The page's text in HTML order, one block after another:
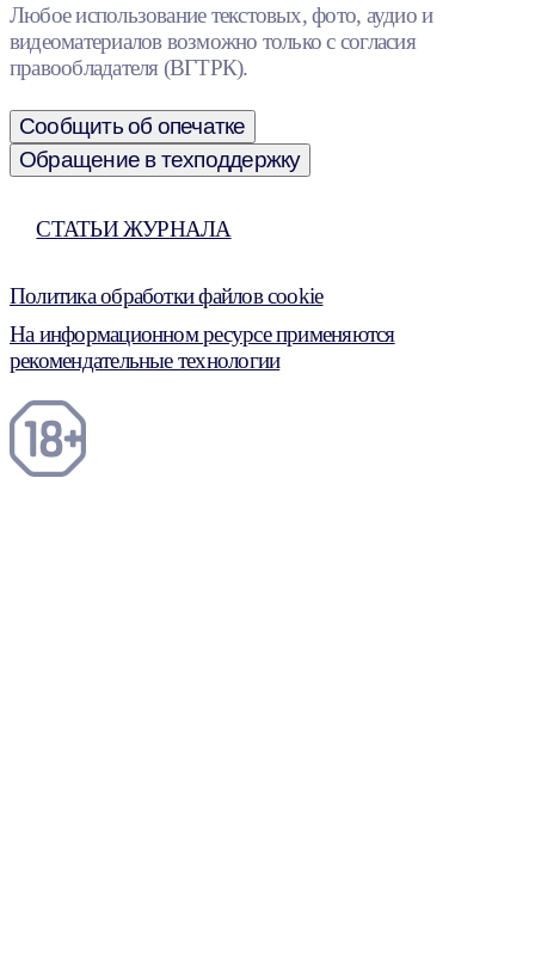
Любое использование текстовых, фото, аудио и
видеоматериалов возможно только с согласия
правообладателя (ВГТРК).
Сообщить об опечатке
Обращение в техподдержку
СТАТЬИ ЖУРНАЛА
Политика обработки файлов cookie
На информационном ресурсе применяются
рекомендательные технологии